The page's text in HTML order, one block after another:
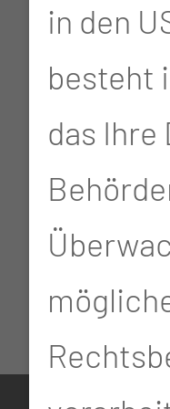
in den
besteht
das Ihre